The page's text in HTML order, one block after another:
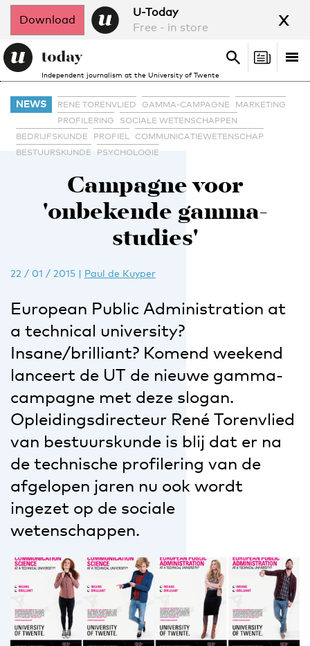
Download
U-Today
Free - in store
x
Independent journalism at the University of Twente
Search
Search
NEWS RENE TORENVLIED GAMMA-CAMPAGNE
MARKETING
PROFILERING
SOCIALE WETENSCHAPPEN
BEDRIJFSKUNDE
PROFIEL
COMMUNICATIEWETENSCHAP
BESTUURSKUNDE
PSYCHOLOGIE
Campagne voor
'onbekende gamma-
studies'
22 / 01 / 2015 | Paul de Kuyper
European Public Administration at
a technical university?
Insane/brilliant? Komend weekend
lanceert de UT de nieuwe gamma-
campagne met deze slogan.
Opleidingsdirecteur René Torenvlied
van bestuurskunde is blij dat er na
de technische profilering van de
afgelopen jaren nu ook wordt
ingezet op de sociale
wetenschappen.